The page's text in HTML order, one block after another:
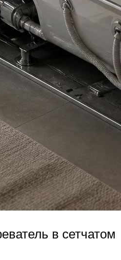
в сетчатом